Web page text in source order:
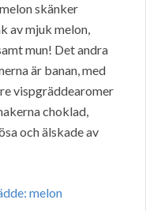
skänker
av mjuk melon,
mun! Det andra
är banan, med
vispgräddearomer
choklad,
och älskade av